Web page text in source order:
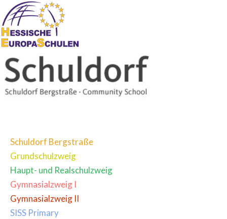
Schuldorf Bergstraße
Grundschulzweig
Haupt- und Realschulzweig
Gymnasialzweig I
Gymnasialzweig II
SISS Primary